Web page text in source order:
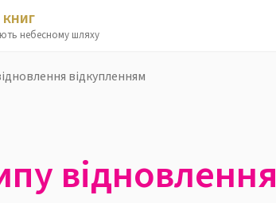
книг
небесному шляху
відкупленням
відновлення